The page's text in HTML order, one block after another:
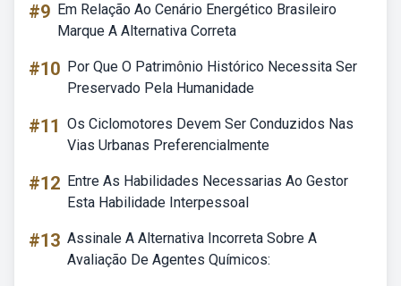
#9 Em Relação Ao Cenário Energético Brasileiro
Marque A Alternativa Correta
#10 Por Que O Patrimônio Histórico Necessita Ser
Preservado Pela Humanidade
#11 Os Ciclomotores Devem Ser Conduzidos Nas
Vias Urbanas Preferencialmente
#12 Entre As Habilidades Necessarias Ao Gestor
Esta Habilidade Interpessoal
#13 Assinale A Alternativa Incorreta Sobre A
Avaliação De Agentes Químicos: